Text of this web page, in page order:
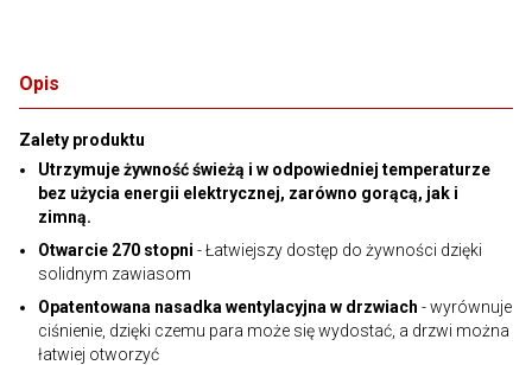
Opis
Zalety produktu
Utrzymuje żywność świeżą i w odpowiedniej temperaturze
bez użycia energii elektrycznej, zarówno gorącą, jak i
zimną.
Otwarcie 270 stopni - Łatwiejszy dostęp do żywności dzięki
solidnym zawiasom
Opatentowana nasadka wentylacyjna w drzwiach - wyrównuje
ciśnienie, dzięki czemu para może się wydostać, a drzwi można
łatwiej otworzyć